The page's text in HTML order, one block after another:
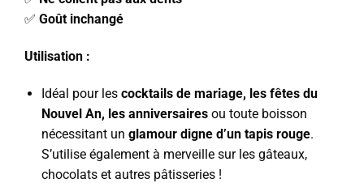
✅ Goût inchangé
Utilisation :
Idéal pour les cocktails de mariage, les fêtes du
Nouvel An, les anniversairesou toute boisson
nécessitant un glamour digne d’un tapis rouge.
S’utilise également à merveille sur les gâteaux,
chocolats et autres pâtisseries !